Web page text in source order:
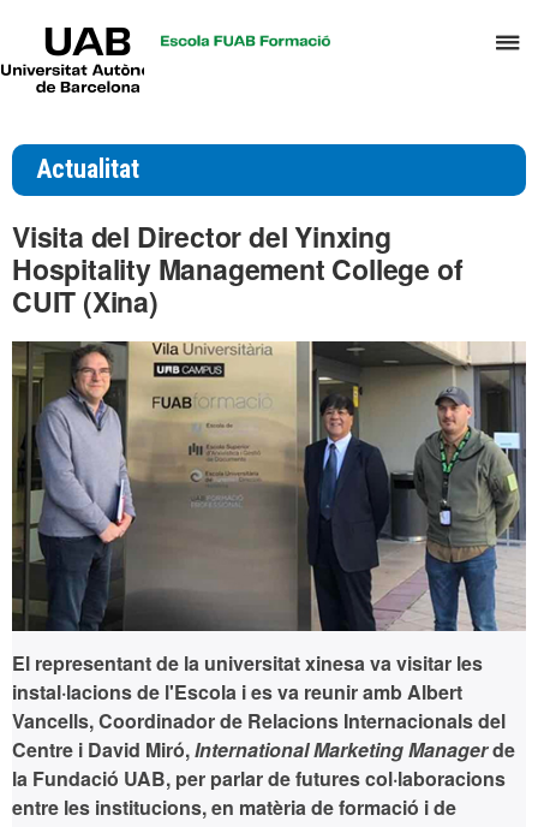
el
Universitat
Actualitat
Visita del Director del Yinxing
Hospitality Management College of
CUIT (Xina)
El representant de la universitat xinesa va visitar les
instal·lacions de l'Escola i es va reunir amb Albert
Vancells, Coordinador de Relacions Internacionals del
Centre i David Miró,International Marketing Managerde
la Fundació UAB, per parlar de futures col·laboracions
entre les institucions, en matèria de formació i de